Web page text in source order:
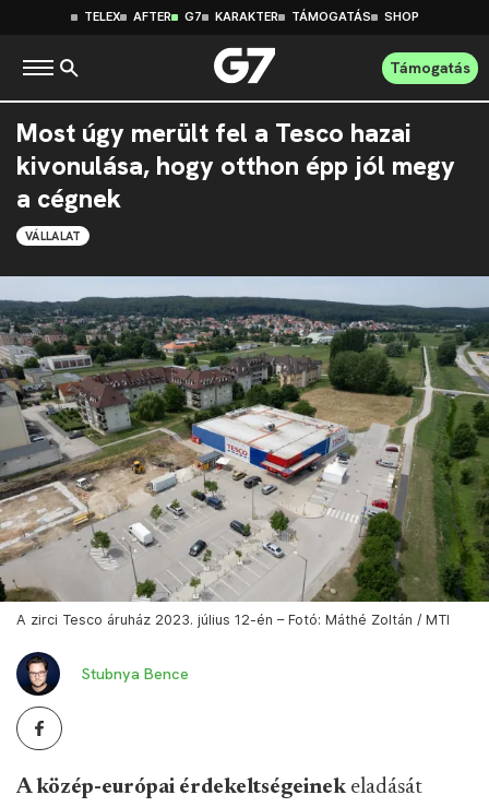
TELEX AFTER G7 KARAKTER TÁMOGATÁS SHOP
Támogatás
Most úgy merült fel a Tesco hazai
kivonulása, hogy otthon épp jól megy
a cégnek
VÁLLALAT
A zirci Tesco áruház 2023. július 12-én – Fotó: Máthé Zoltán / MTI
Stubnya Bence
A közép-európai érdekeltségeinek eladását